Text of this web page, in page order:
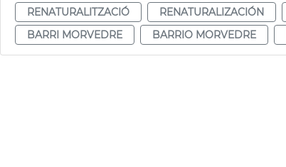
RENATURALITZACIÓ
RENATURALIZACIÓN
BARRI MORVEDRE
BARRIO MORVEDRE